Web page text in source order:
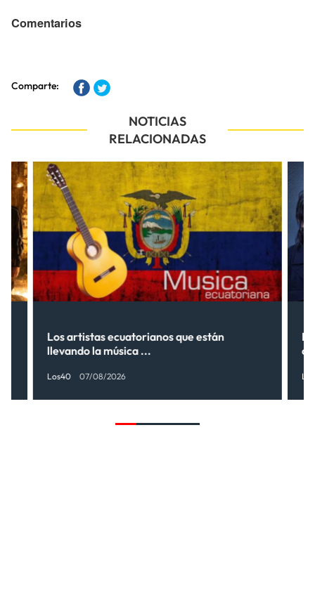
Comentarios
Comparte:
NOTICIAS
RELACIONADAS
Los artistas ecuatorianos que están
llevando la música ...
Los40 07/08/2026